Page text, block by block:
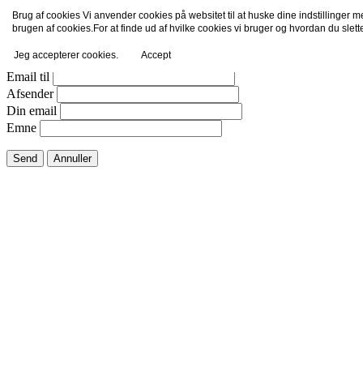
Email dette link til en ven.
Luk vindue
Email til
Afsender
Din email
Emne
Send Annuller
Brug af cookies Vi anvender cookies på websitet til at huske dine indstillinger
brugen af cookies.For at finde ud af hvilke cookies vi bruger og hvordan du
Jeg accepterer cookies. Accept